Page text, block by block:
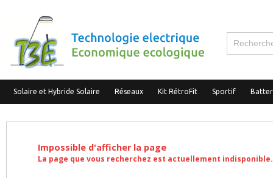
Solaire et Hybride Solaire Réseaux Kit RétroFit Sportif
Impossible d'afficher la page
La page que vous recherchez est actuellement indisponible.